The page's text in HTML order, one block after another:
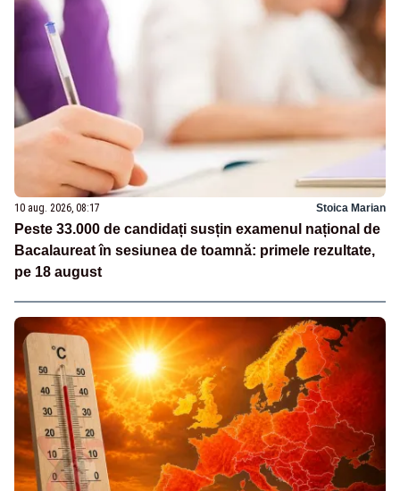
10 aug. 2026, 08:17 Stoica Marian
Peste 33.000 de candidați susțin examenul național de
Bacalaureat în sesiunea de toamnă: primele rezultate,
pe 18 august